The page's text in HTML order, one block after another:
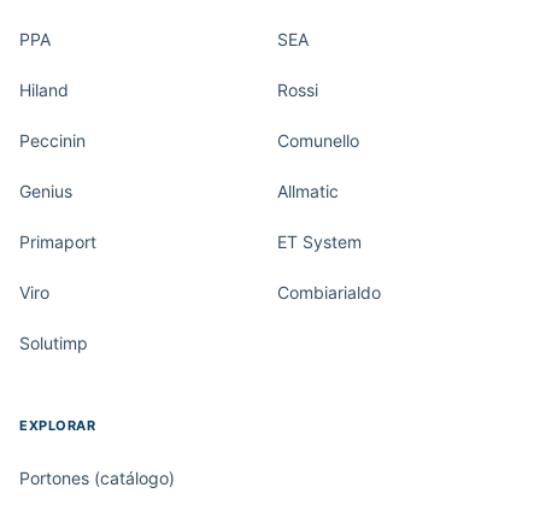
PPA SEA
Hiland Rossi
Peccinin Comunello
Genius Allmatic
Primaport ET System
Viro Combiarialdo
Solutimp
EXPLORAR
Portones (catálogo)